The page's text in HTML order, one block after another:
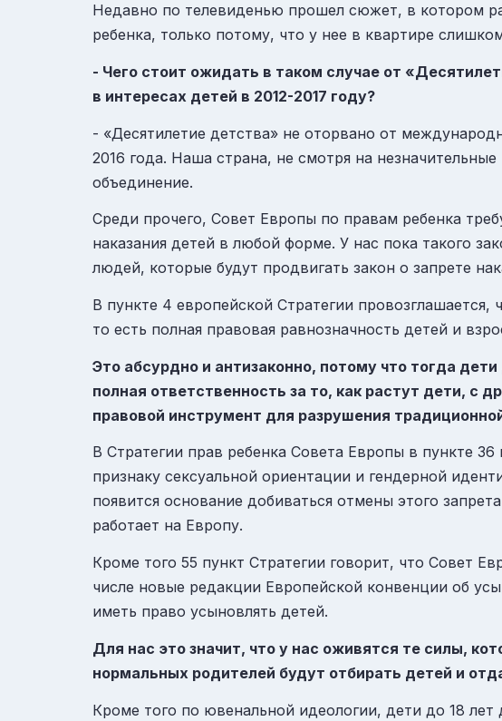
Недавно по телевиденью прошел сюжет, в котором
ребенка, только потому, что у нее в квартире
- Чего стоит ожидать в таком случае от
в интересах детей в 2012-2017 году?
- «Десятилетие детства» не оторвано от
2016 года. Наша страна, не смотря на
объединение.
Среди прочего, Совет Европы по правам ребенка
наказания детей в любой форме. У нас пока такого
людей, которые будут продвигать закон о запрете
В пункте 4 европейской Стратегии
то есть полная правовая равнозначность детей и
Это абсурдно и антизаконно, потому что тогда
полная ответственность за то, как растут дети, с
правовой инструмент для разрушения
В Стратегии прав ребенка Совета Европы в пункте
признаку сексуальной ориентации и гендерной
появится основание добиваться отмены этого
работает на Европу.
Кроме того 55 пункт Стратегии говорит, что Совет
числе новые редакции Европейской конвенции об
иметь право усыновлять детей.
Для нас это значит, что у нас оживятся те силы,
нормальных родителей будут отбирать детей и
Кроме того по ювенальной идеологии, дети до 18